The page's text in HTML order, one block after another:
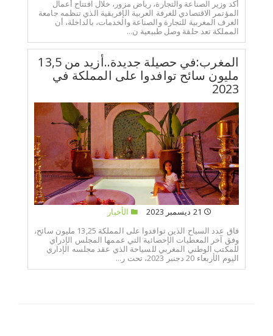
أكد وزير الصناعة والتجارة، رياض مزور، خلال افتتاح أعمال
المؤتمر الاقتصادي للغرفة العربية الإفريقية الذي تنظمه جامعة
الغرف المغربية للتجارة والصناعة والخدمات، بالداخلة، أن
المملكة تعد حلقة وصل طبيعية ن...
المغرب:في حصيلة جديدة..أزيد من 13,5
مليون سائح توافدوا على المملكة في
2023
الأخبار
فاق عدد السياح الذين توافدوا على المملكة 13,25 مليون سائح،
وفق آخر المعطيات الإحصائية التي عممها المجلس الإدراي
للمكتب الوطني المغربي للسياحة الذي عقد مجلسه الإداري
اليوم الأربعاء 20 دجنبر 2023، تحت ر...